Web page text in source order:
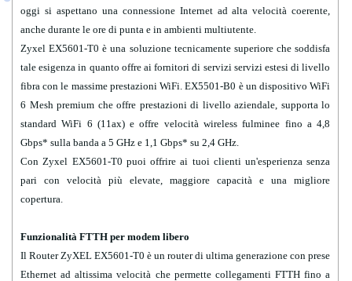
oggi si aspettano una connessione Internet ad alta velocità coerente,
anche durante le ore di punta e in ambienti multiutente.
Zyxel EX5601-T0 è una soluzione tecnicamente superiore che soddisfa
tale esigenza in quanto offre ai fornitori di servizi servizi estesi di livello
fibra con le massime prestazioni WiFi. EX5501-B0 è un dispositivo WiFi
6 Mesh premium che offre prestazioni di livello aziendale, supporta lo
standard WiFi 6 (11ax) e offre velocità wireless fulminee fino a 4,8
Gbps* sulla banda a 5 GHz e 1,1 Gbps* su 2,4 GHz.
Con Zyxel EX5601-T0 puoi offrire ai tuoi clienti un'esperienza senza
pari con velocità più elevate, maggiore capacità e una migliore
copertura.
Funzionalità FTTH per modem libero
Il Router ZyXEL EX5601-T0 è un router di ultima generazione con prese
Ethernet ad altissima velocità che permette collegamenti FTTH fino a
Dual-Band Wireless AX6000
2.4 GHz 4x4 ax + 5 GHz 4x4 ax
2.5G Ethernet IAD with SFP
WAN interface RJ-45/GbE/SFP
Ethernet port
(10/100/1000)
5
(10/100Mbps/1GbE x 3 for LAN
1/2.5GbE x 1 for LAN
POTS FXS port 2
EX5601-T0_Firmware_V5.70(ACDZ.0.1)C0.zip
EX5601-T0_Firmware_5.70(ACDZ.1)C0.zip
EX5601-T0_Firmware_5.70(ACDZ.2)C0.zip
EX5601-T0_Firmware_5.70(ACDZ.2.4)C0.zip (urgent patch
fixing vulnerabilty)
EX5601-T0_Firmware_5.70(ACDZ.3.2)C0.zip
EX5601-T0_Firmware_5.70(ACDZ.3.8)C0.zip